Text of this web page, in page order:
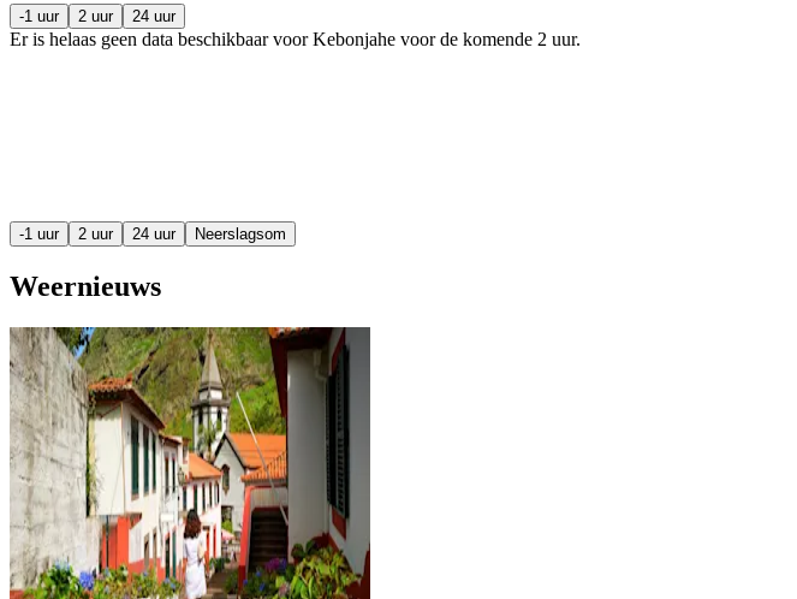
-1 uur 2 uur 24 uur
Er is helaas geen data beschikbaar voor Kebonjahe voor de komende 2 uur.
-1 uur 2 uur 24 uur Neerslagsom
Weernieuws